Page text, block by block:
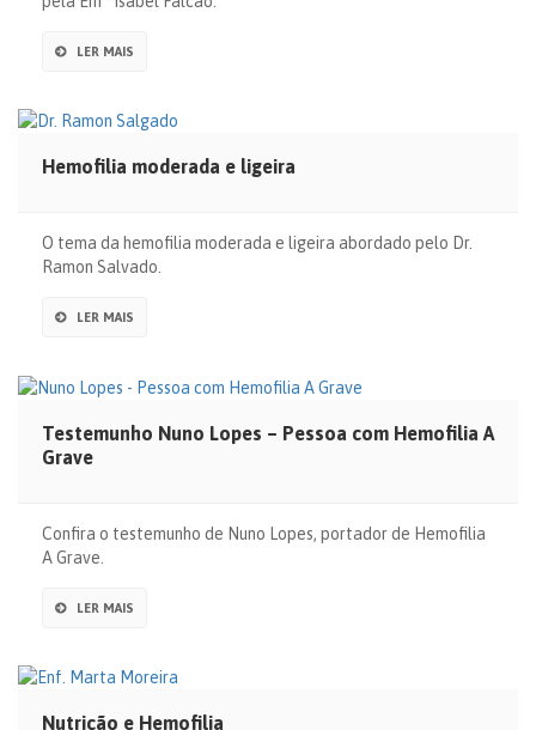
LER MAIS
Hemofilia moderada e ligeira
O tema da hemofilia moderada e ligeira abordado pelo Dr.
Ramon Salvado.
LER MAIS
Testemunho Nuno Lopes – Pessoa com Hemofilia A
Grave
Confira o testemunho de Nuno Lopes, portador de Hemofilia
A Grave.
LER MAIS
Nutrição e Hemofilia